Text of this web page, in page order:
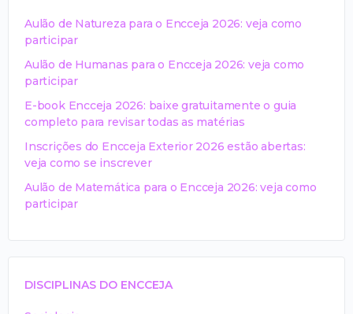
Aulão de Natureza para o Encceja 2026: veja como
participar
Aulão de Humanas para o Encceja 2026: veja como
participar
E-book Encceja 2026: baixe gratuitamente o guia
completo para revisar todas as matérias
Inscrições do Encceja Exterior 2026 estão abertas:
veja como se inscrever
Aulão de Matemática para o Encceja 2026: veja como
participar
DISCIPLINAS DO ENCCEJA